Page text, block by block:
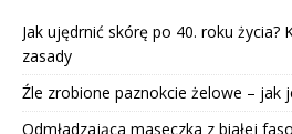
Jak ujędrnić skórę po 40. roku życia?
zasady
Źle zrobione paznokcie żelowe – jak
Odmładzająca maseczka z białej